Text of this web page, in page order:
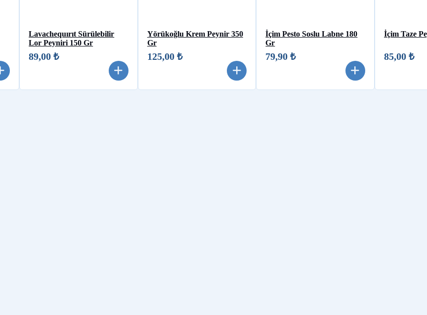
Lavachequırıt Sürülebilir
Lor Peyniri 150 Gr
89,00 ₺
Yörükoğlu Krem Peynir 350
Gr
125,00 ₺
İçim Pesto Soslu Labne 180
Gr
79,90 ₺
İçim Taze
85,00 ₺